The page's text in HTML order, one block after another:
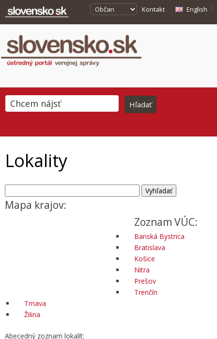
Kontakt English
Lokality
Mapa krajov:
Zoznam VÚC:
Banská Bystrica
Bratislava
Košice
Nitra
Prešov
Trenčín
Trnava
Žilina
Abecedný zoznam lokalít: